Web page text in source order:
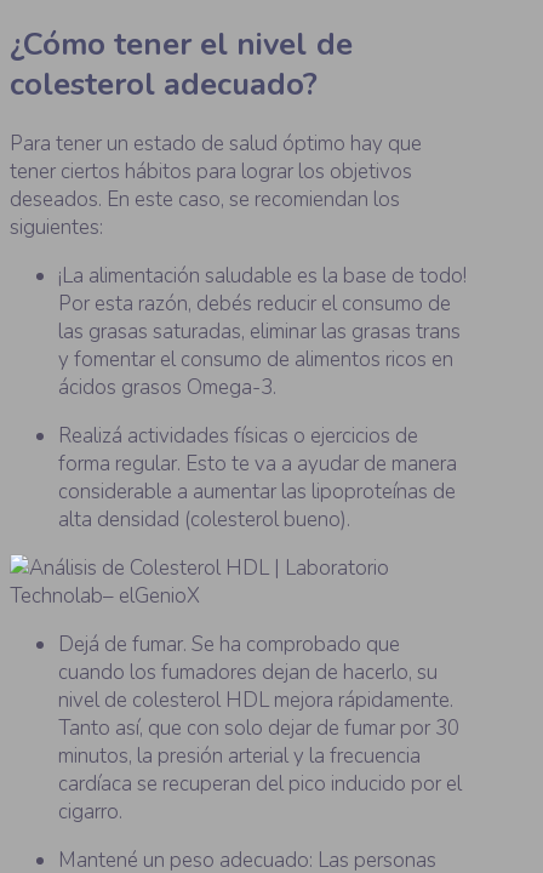
¿Cómo tener el nivel de
colesterol adecuado?
Para tener un estado de salud óptimo hay que
tener ciertos hábitos para lograr los objetivos
deseados. En este caso, se recomiendan los
siguientes:
¡La alimentación saludable es la base de todo!
Por esta razón, debés reducir el consumo de
las grasas saturadas, eliminar las grasas trans
y fomentar el consumo de alimentos ricos en
ácidos grasos Omega-3.
Realizá actividades físicas o ejercicios de
forma regular. Esto te va a ayudar de manera
considerable a aumentar las lipoproteínas de
alta densidad (colesterol bueno).
Dejá de fumar. Se ha comprobado que
cuando los fumadores dejan de hacerlo, su
nivel de colesterol HDL mejora rápidamente.
Tanto así, que con solo dejar de fumar por 30
minutos, la presión arterial y la frecuencia
cardíaca se recuperan del pico inducido por el
cigarro.
Mantené un peso adecuado: Las personas